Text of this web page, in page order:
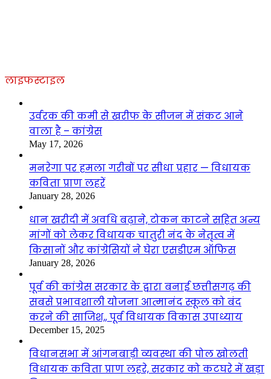
लाइफस्टाइल
उर्वरक की कमी से खरीफ के सीजन में संकट आने
वाला है – कांग्रेस
May 17, 2026
मनरेगा पर हमला गरीबों पर सीधा प्रहार — विधायक
कविता प्राण लहरें
January 28, 2026
धान खरीदी में अवधि बढ़ाने, टोकन काटने सहित अन्य
मांगों को लेकर विधायक चातुरी नंद के नेतृत्व में
किसानों और कांग्रेसियों ने घेरा एसडीएम ऑफिस
January 28, 2026
पूर्व की कांग्रेस सरकार के द्वारा बनाई छत्तीसगढ़ की
सबसे प्रभावशाली योजना आत्मानंद स्कूल को बंद
करने की साजिश,, पूर्व विधायक विकास उपाध्याय
December 15, 2025
विधानसभा में आंगनबाड़ी व्यवस्था की पोल खोलती
विधायक कविता प्राण लहरे, सरकार को कटघरे में खड़ा